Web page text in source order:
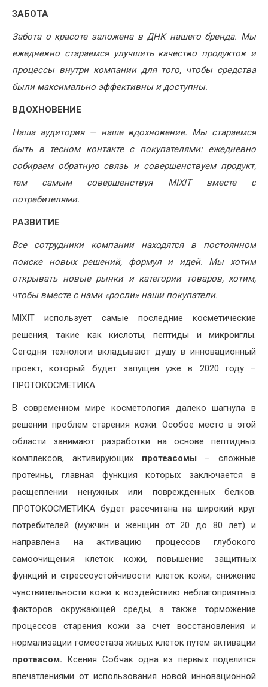
ЗАБОТА
Забота о красоте заложена в ДНК нашего бренда. Мы
ежедневно стараемся улучшить качество продуктов и
процессы внутри компании для того, чтобы средства
были максимально эффективны и доступны.
ВДОХНОВЕНИЕ
Наша аудитория — наше вдохновение. Мы стараемся
быть в тесном контакте с покупателями: ежедневно
собираем обратную связь и совершенствуем продукт,
тем самым совершенствуя MIXIT вместе с
потребителями.
РАЗВИТИЕ
Все сотрудники компании находятся в постоянном
поиске новых решений, формул и идей. Мы хотим
открывать новые рынки и категории товаров, хотим,
чтобы вместе с нами «росли» наши покупатели.
MIXIT использует самые последние косметические
решения, такие как кислоты, пептиды и микроиглы.
Сегодня технологи вкладывают душу в инновационный
проект, который будет запущен уже в 2020 году –
ПРОТОКОСМЕТИКА.
В современном мире косметология далеко шагнула в
решении проблем старения кожи. Особое место в этой
области занимают разработки на основе пептидных
комплексов, активирующих протеасомы – сложные
протеины, главная функция которых заключается в
расщеплении ненужных или поврежденных белков.
ПРОТОКОСМЕТИКА будет рассчитана на широкий круг
потребителей (мужчин и женщин от 20 до 80 лет) и
направлена на активацию процессов глубокого
самоочищения клеток кожи, повышение защитных
функций и стрессоустойчивости клеток кожи, снижение
чувствительности кожи к воздействию неблагоприятных
факторов окружающей среды, а также торможение
процессов старения кожи за счет восстановления и
нормализации гомеостаза живых клеток путем активации
протеасом. Ксения Собчак одна из первых поделится
впечатлениями от использования новой инновационной